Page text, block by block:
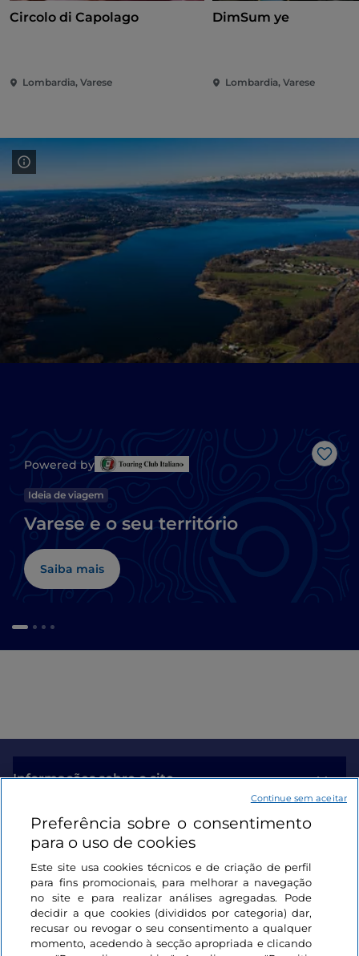
Circolo di Capolago
Lombardia, Varese
DimSum ye
Lombardia, Varese
Powered by
Ideia de viagem
Varese e o seu território
Saiba mais
Informações sobre o site
Ligações úteis
Iniciar sessão
Mantenha-se em contacto
Preferência sobre o consentimento
para o uso de cookies
Este site usa cookies técnicos e de criação de perfil
para fins promocionais, para melhorar a navegação
no site e para realizar análises agregadas. Pode
decidir a que cookies (divididos por categoria) dar,
recusar ou revogar o seu consentimento a qualquer
momento, acedendo à secção apropriada e clicando
Continue sem aceitar